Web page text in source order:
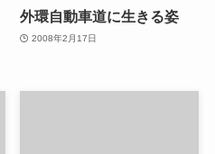
外環自動車道に生きる姿
2008年2月17日